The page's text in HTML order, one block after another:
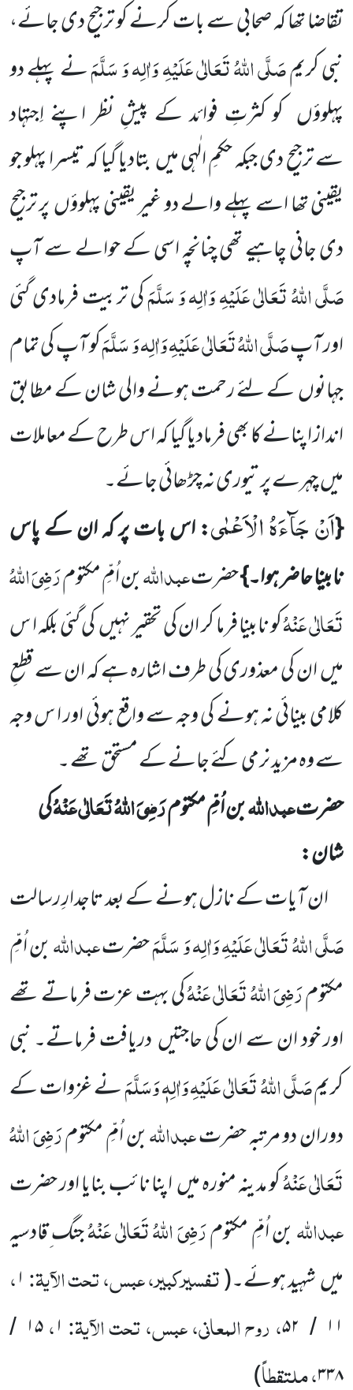
تقاضا تھا کہ صحابی سے بات کرنے کو ترجیح دی جائے،
نبی کریمصَلَّی اللّٰہُ تَعَالٰی عَلَیْہِ وَاٰلِہ وَ سَلَّمَنے پہلے دو
پہلوؤں کو کثرتِ فوائد کے پیشِ نظر اپنے اِجتہاد
سےترجیح دی جبکہ حکمِالٰہی میںبتادیا گیا کہ تیسرا پہلو جو
یقینی تھا اسے پہلے والے دو غیر یقینی پہلوؤںپر ترجیح
دی جانی چاہیے تھی چنانچہ اسی کےحوالے سے آپ
صَلَّی اللّٰہُ تَعَالٰی عَلَیْہِ وَاٰلِہ وَ سَلَّمَکی تربیت فرمادی گئی
اور آپصَلَّی اللّٰہُ تَعَالٰی عَلَیْہِ وَاٰلِہ وَ سَلَّمَکو آپ کی تمام
جہانوںکے لئے رحمت ہونے والی شان کے مطابق
انداز اپنانے کا بھی فرمادیا گیا کہ اس طرح کے معاملات
میںچہرے پر تیوری نہ چڑھائی جائے۔
{اَنْ جَآءَهُ الْاَعْمٰى: اس بات پر کہ ان کے پاس
نابینا حاضر ہوا۔}حضرتعبداللّٰہبن اُمِّ مکتومرَضِیَ اللّٰہُ
تَعَالٰی عَنْہُکو نابینا فرما کر ان کی تحقیر نہیںکی گئی بلکہ ا س
میںان کی معذوری کی طرف اشارہ ہے کہ ان سے قطعِ
کلامی بینائی نہ ہونے کی وجہ سے واقع ہوئی اور ا س وجہ
سے وہ مزید نرمی کئے جانے کے مستحق تھے ۔
حضرتعبداللّٰہبن اُمِّ مکتومرَضِیَ اللّٰہُ تَعَالٰی عَنْہُکی
شان:
ان آیات کے نازل ہونے کے بعد تاجدارِ رسالت
صَلَّی اللّٰہُ تَعَالٰی عَلَیْہِ وَاٰلِہ وَ سَلَّمَحضرتعبداللّٰہبن اُمِّ
مکتومرَضِیَ اللّٰہُ تَعَالٰی عَنْہُکی بہت عزت فرماتے تھے
اور خود ان سے ان کی حاجتیںدریافت فرماتے۔ نبی
کریمصَلَّی اللّٰہُ تَعَالٰی عَلَیْہِوَاٰلِہٖ وَسَلَّمَنے غزوات کے
دوران دو مرتبہ حضرتعبداللّٰہبن اُمِّ مکتومرَضِیَ اللّٰہُ
تَعَالٰی عَنْہُکو مدینہ منورہ میںاپنا نائب بنایا اور حضرت
عبداللّٰہبن اُمِّ مکتومرَضِیَ اللّٰہُ تَعَالٰی عَنْہُجنگ ِقادسیہ
میںشہید ہوئے۔(تفسیرکبیر، عبس، تحت الآیۃ: ۱،
۱۱ / ۵۲، روح المعانی، عبس، تحت الآیۃ: ۱،۱۵ /
۳۳۸، ملتقطاً)